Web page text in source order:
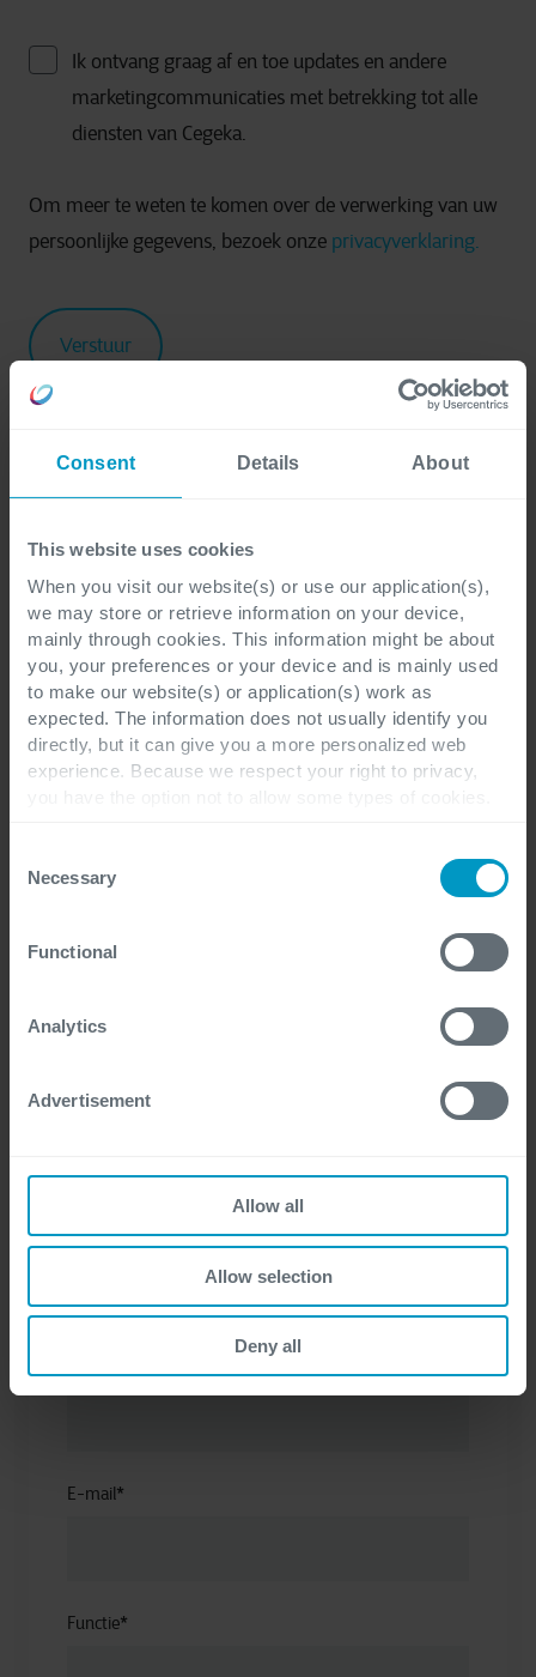
Consent Details About
This website uses cookies
When you visit our website(s) or use our application(s),
we may store or retrieve information on your device,
mainly through cookies. This information might be about
you, your preferences or your device and is mainly used
to make our website(s) or application(s) work as
expected. The information does not usually identify you
directly, but it can give you a more personalized web
experience. Because we respect your right to privacy,
you disable certain cookies, you should be aware that
certain website or application elements may be impacted
and interfere with your experience of the website and the
services we are able to offer.
Selection
Necessary
Functional
Analytics
Advertisement
Allow all
Allow selection
Deny all
Ik ontvang graag af en toe updates en andere
marketingcommunicaties met betrekking tot alle
diensten van Cegeka.
Om meer te weten te komen over de verwerking van uw
persoonlijke gegevens, bezoek onze privacyverklaring.
Jasper Callens
Meer artikels van Jasper Callens
Voornaam*
E-mail*
Functie*